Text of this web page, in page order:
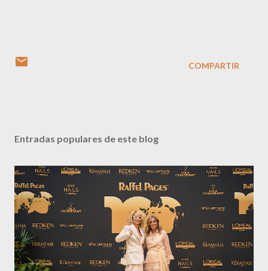
COMPARTIR
Entradas populares de este blog